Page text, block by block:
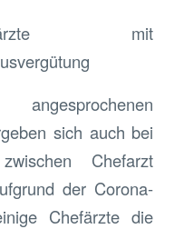
mit
sich auch bei
Chefarzt
der Corona-
Chefärzte die